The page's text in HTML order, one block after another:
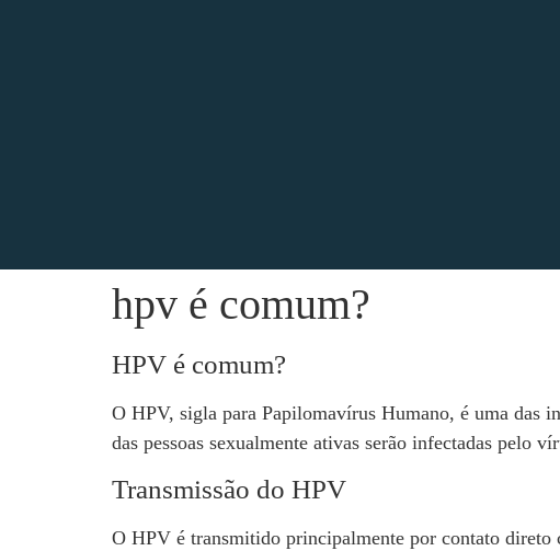
hpv é comum?
HPV é comum?
O HPV, sigla para Papilomavírus Humano, é uma das
das pessoas sexualmente ativas serão infectadas pelo
Transmissão do HPV
O HPV é transmitido principalmente por contato direto